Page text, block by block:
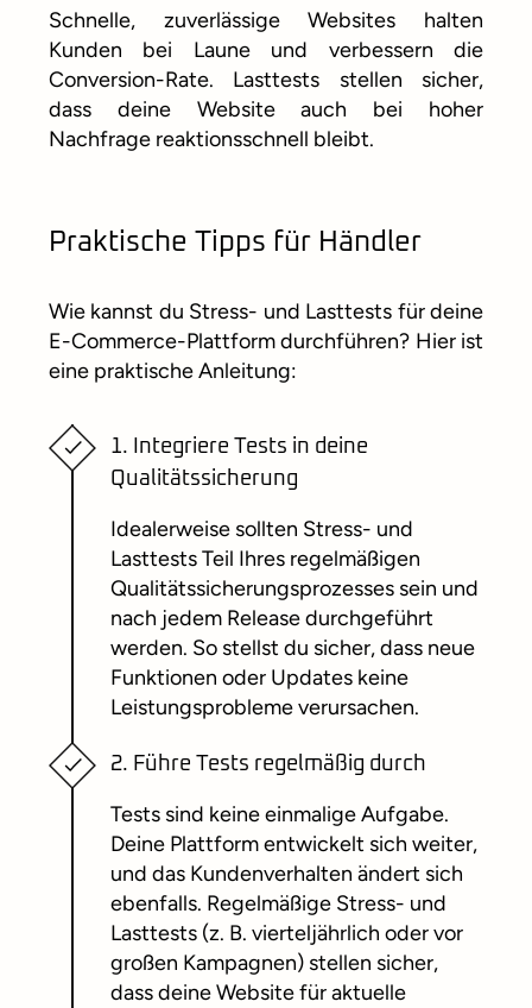
Schnelle, zuverlässige Websites halten
Kunden bei Laune und verbessern die
Conversion-Rate. Lasttests stellen sicher,
dass deine Website auch bei hoher
Nachfrage reaktionsschnell bleibt.
Praktische Tipps für Händler
Wie kannst du Stress- und Lasttests für deine
E-Commerce-Plattform durchführen? Hier ist
eine praktische Anleitung:
1. Integriere Tests in deine
Qualitätssicherung
Idealerweise sollten Stress- und
Lasttests Teil Ihres regelmäßigen
Qualitätssicherungsprozesses sein und
nach jedem Release durchgeführt
werden. So stellst du sicher, dass neue
Funktionen oder Updates keine
Leistungsprobleme verursachen.
2. Führe Tests regelmäßig durch
Tests sind keine einmalige Aufgabe.
Deine Plattform entwickelt sich weiter,
und das Kundenverhalten ändert sich
ebenfalls. Regelmäßige Stress- und
Lasttests (z. B. vierteljährlich oder vor
großen Kampagnen) stellen sicher,
dass deine Website für aktuelle